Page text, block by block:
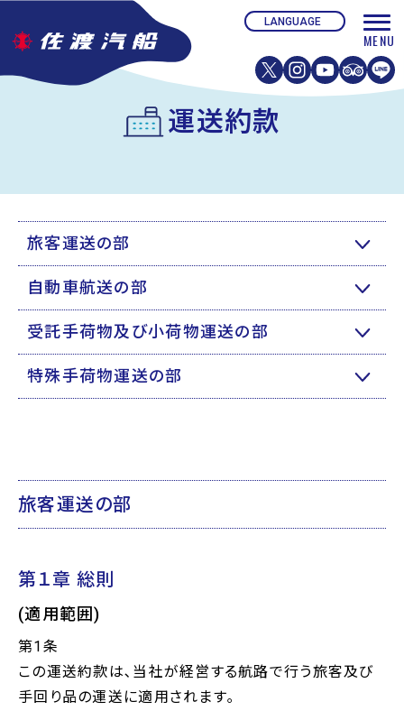
運送約款
旅客運送の部
自動車航送の部
受託手荷物及び小荷物運送の部
特殊手荷物運送の部
旅客運送の部
第１章 総則
(適用範囲)
第1条
この運送約款は､当社が経営する航路で行う旅客及び
手回り品の運送に適用されます｡